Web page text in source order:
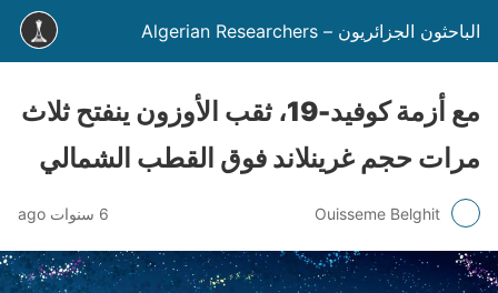
الباحثون الجزائريون – Algerian Researchers
مع أزمة كوفيد-19، ثقب الأوزون ينفتح ثلاث
مرات حجم غرينلاند فوق القطب الشمالي
Ouisseme Belghit 6 سنوات ago